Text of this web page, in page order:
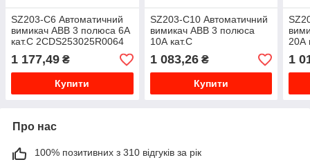
SZ203-C6 Автоматичний
вимикач ABB 3 полюса 6А
кат.C 2CDS253025R0064
1 177,49 ₴
Купити
SZ203-C10 Автоматичний
вимикач ABB 3 полюса
10А кат.C
2CDS253025R0104
1 083,26₴
Купити
20А
1
Про нас
100% позитивних з 310 відгуків за рік